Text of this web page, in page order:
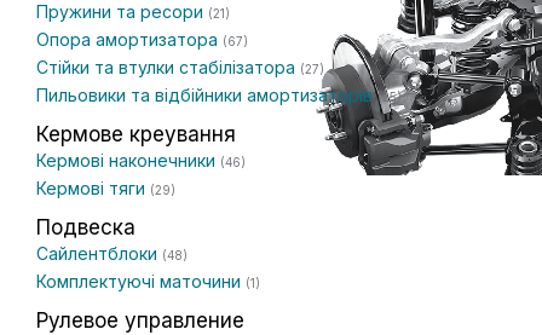
Пружини та ресори (21)
Опора амортизатора (67)
Стійки та втулки стабілізатора (27)
Пильовики та відбійники амортизаторів(25)
Кермове креування
Кермові наконечники (46)
Кермові тяги (29)
Подвеска
Сайлентблоки (48)
Комплектуючі маточини (1)
Рулевое управление